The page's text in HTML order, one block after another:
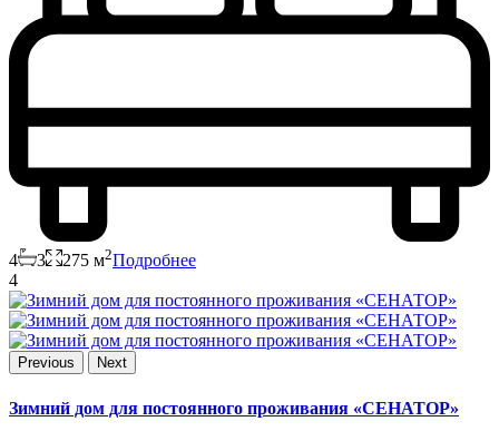
4 3 275 м2Подробнее
4
Previous Next
Зимний дом для постоянного проживания «СЕНАТОР»